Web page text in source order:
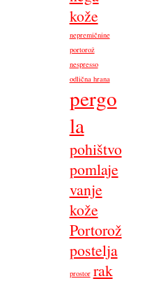
kože
nepremičnine
portorož
nespresso
odlična hrana
pergo
la
pohištvo
pomlaje
vanje
kože
Portorož
postelja
prostor rak